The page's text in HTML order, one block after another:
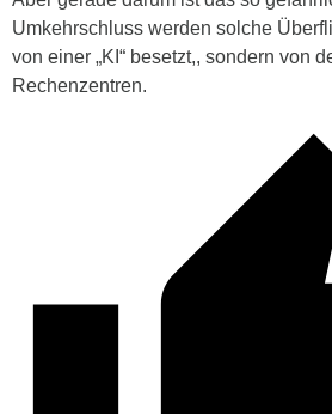
Umkehrschluss werden solche
von einer „KI“ besetzt,, sondern von
Rechenzentren.